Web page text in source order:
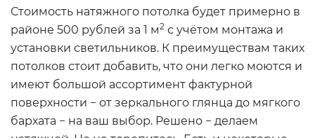
Стоимость натяжного потолка будет примерно в
районе 500 рублей за 1 м2 с учётом монтажа и
установки светильников. К преимуществам таких
потолков стоит добавить, что они легко моются и
имеют большой ассортимент фактурной
поверхности − от зеркального глянца до мягкого
бархата − на ваш выбор. Решено − делаем